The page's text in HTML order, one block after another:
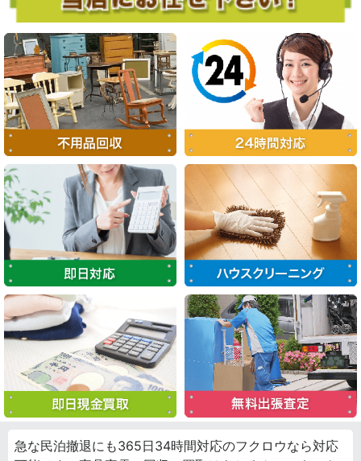
急な民泊撤退にも365日34時間対応のフクロウなら対応